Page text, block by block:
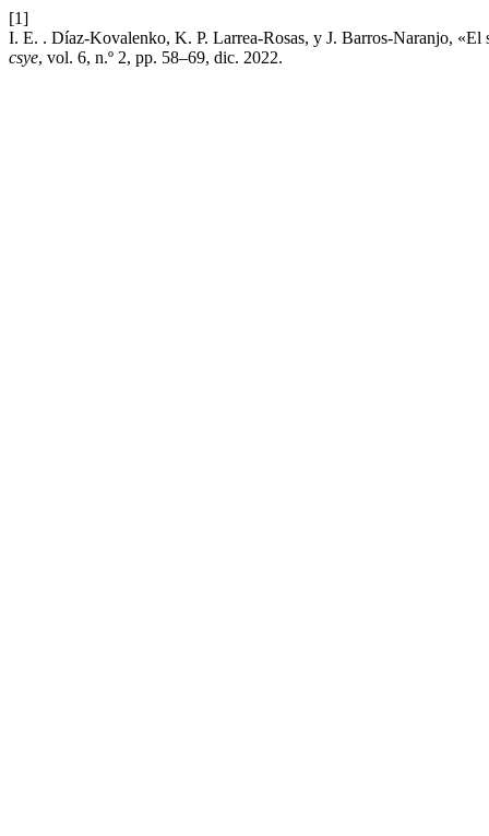
[1]
I. E. . Díaz-Kovalenko, K. P. Larrea-Rosas, y J. Barros-Naranjo, «El
csye, vol. 6, n.º 2, pp. 58–69, dic. 2022.